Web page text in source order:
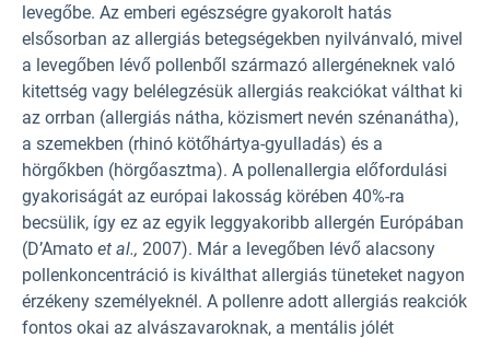
levegőbe. Az emberi egészségre gyakorolt hatás
elsősorban az allergiás betegségekben nyilvánvaló, mivel
a levegőben lévő pollenből származó allergéneknek való
kitettség vagy belélegzésük allergiás reakciókat válthat ki
az orrban (allergiás nátha, közismert nevén szénanátha),
a szemekben (rhinó kötőhártya-gyulladás) és a
hörgőkben (hörgőasztma). A pollenallergia előfordulási
gyakoriságát az európai lakosság körében 40%-ra
becsülik, így ez az egyik leggyakoribb allergén Európában
(D’Amato et al., 2007). Már a levegőben lévő alacsony
pollenkoncentráció is kiválthat allergiás tüneteket nagyon
érzékeny személyeknél. A pollenre adott allergiás reakciók
fontos okai az alvászavaroknak, a mentális jólét